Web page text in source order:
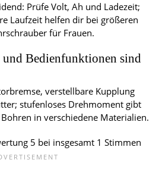
Prüfe Volt, Ah und Ladezeit;
Laufzeit helfen dir bei größeren
für Frauen.
und Bedienfunktionen sind
verstellbare Kupplung
stufenloses Drehmoment gibt
in verschiedene Materialien.
5 bei insgesamt 1 Stimmen